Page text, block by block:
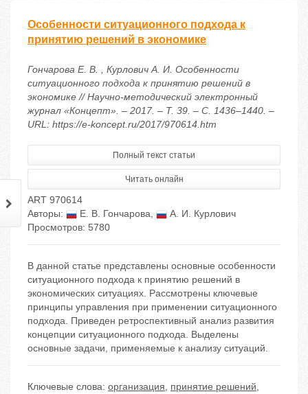
Особенности ситуационного подхода к
принятию решений в экономике
Гончарова Е. В. , Курлович А. И. Особенности
ситуационного подхода к принятию решений в
экономике // Научно-методический электронный
журнал «Концепт». – 2017. – Т. 39. – С. 1436–1440. –
URL: https://e-koncept.ru/2017/970614.htm
Полный текст статьи
Читать онлайн
ART 970614
Авторы:
Е. В. Гончарова,
А. И. Курлович
Просмотров: 5780
В данной статье представлены основные особенности
ситуационного подхода к принятию решений в
экономических ситуациях. Рассмотрены ключевые
принципы управления при применении ситуационного
подхода. Приведен ретроспективный анализ развития
концепции ситуационного подхода. Выделены
основные задачи, применяемые к анализу ситуаций.
Ключевые слова: организация, принятие решений,